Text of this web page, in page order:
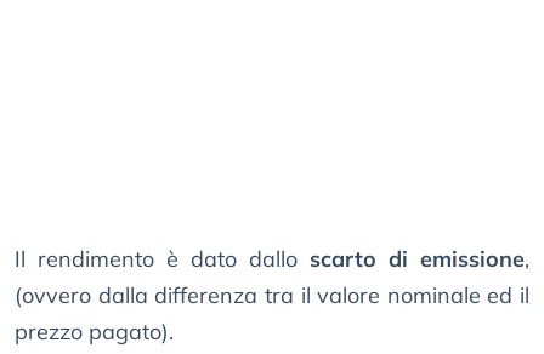
Il rendimento è dato dallo scarto di emissione,
(ovvero dalla differenza tra il valore nominale ed il
prezzo pagato).